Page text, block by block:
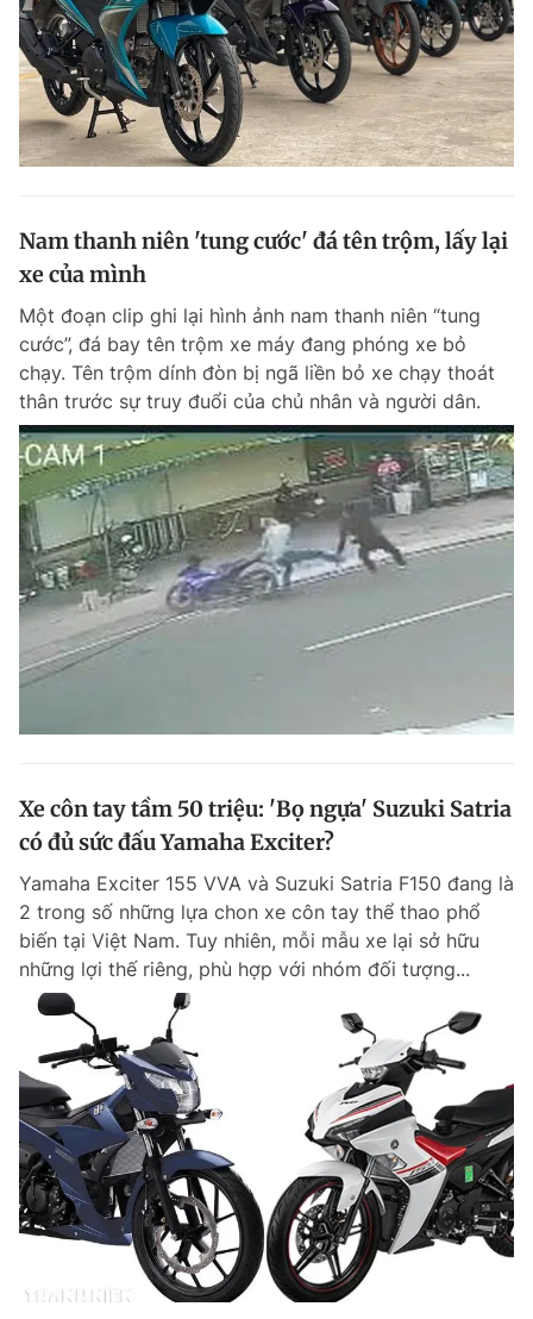
Nam thanh niên 'tung cước' đá tên trộm, lấy lại
xe của mình
Một đoạn clip ghi lại hình ảnh nam thanh niên “tung
cước”, đá bay tên trộm xe máy đang phóng xe bỏ
chạy. Tên trộm dính đòn bị ngã liền bỏ xe chạy thoát
thân trước sự truy đuổi của chủ nhân và người dân.
Xe côn tay tầm 50 triệu: 'Bọ ngựa' Suzuki Satria
có đủ sức đấu Yamaha Exciter?
Yamaha Exciter 155 VVA và Suzuki Satria F150 đang là
2 trong số những lựa chon xe côn tay thể thao phổ
biến tại Việt Nam. Tuy nhiên, mỗi mẫu xe lại sở hữu
những lợi thế riêng, phù hợp với nhóm đối tượng...